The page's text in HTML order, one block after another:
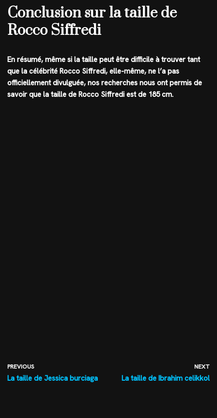
Conclusion sur la taille de
Rocco Siffredi
En résumé, même si la taille peut être difficile à trouver tant
que la célébrité Rocco Siffredi, elle-même, ne l’a pas
officiellement divulguée, nos recherches nous ont permis de
savoir que la taille de Rocco Siffredi est de 185 cm.
PREVIOUS
La taille de Jessica burciaga
NEXT
La taille de Ibrahim celikkol